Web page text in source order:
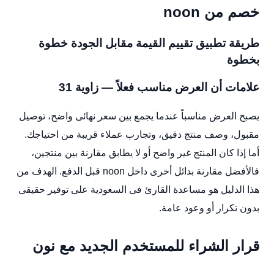
خصم من noon
طريقة تطبيق تقييم القيمة مقابل الجودة خطوة
بخطوة
علامات أن العرض مناسب فعلاً — زاوية 31
يصبح العرض مناسباً عندما يجمع بين سعر نهائى واضح، توصيل
مقبول، وصف منتج دقيق، وتجارب عملاء قريبة من احتياجك.
أما إذا كان المنتج غير واضح أو لا يطابق مقارنة بين منتجين،
فالأفضل مقارنة بدائل أخرى داخل noon قبل الدفع. الهدف من
هذا الدليل هو مساعدة القارئ فى السعودية على توفير حقيقى
بدون تكرار أو وعود عامة.
قرار الشراء للمستخدم الجديد مع نون